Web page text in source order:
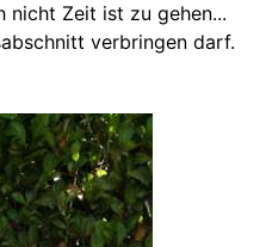
nicht Zeit ist zu gehen...
verbringen darf.